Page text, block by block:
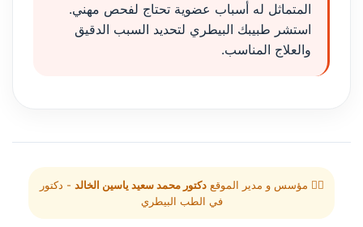
المتماثل له أسباب عضوية تحتاج لفحص مهني.
استشر طبيبك البيطري لتحديد السبب الدقيق
والعلاج المناسب.
👨‍⚕️ مؤسس و مدير الموقعدكتور محمد سعيد ياسين الخالد - دكتور
في الطب البيطري